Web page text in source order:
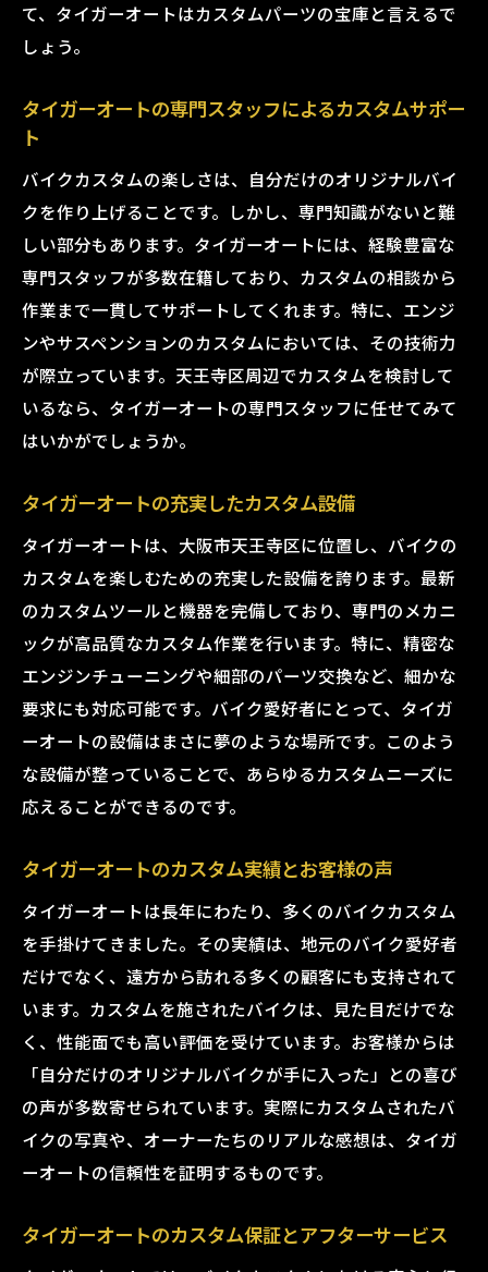
て、タイガーオートはカスタムパーツの宝庫と言えるで
しょう。
タイガーオートの専門スタッフによるカスタムサポー
ト
バイクカスタムの楽しさは、自分だけのオリジナルバイ
クを作り上げることです。しかし、専門知識がないと難
しい部分もあります。タイガーオートには、経験豊富な
専門スタッフが多数在籍しており、カスタムの相談から
作業まで一貫してサポートしてくれます。特に、エンジ
ンやサスペンションのカスタムにおいては、その技術力
が際立っています。天王寺区周辺でカスタムを検討して
いるなら、タイガーオートの専門スタッフに任せてみて
はいかがでしょうか。
タイガーオートの充実したカスタム設備
タイガーオートは、大阪市天王寺区に位置し、バイクの
カスタムを楽しむための充実した設備を誇ります。最新
のカスタムツールと機器を完備しており、専門のメカニ
ックが高品質なカスタム作業を行います。特に、精密な
エンジンチューニングや細部のパーツ交換など、細かな
要求にも対応可能です。バイク愛好者にとって、タイガ
ーオートの設備はまさに夢のような場所です。このよう
な設備が整っていることで、あらゆるカスタムニーズに
応えることができるのです。
タイガーオートのカスタム実績とお客様の声
タイガーオートは長年にわたり、多くのバイクカスタム
を手掛けてきました。その実績は、地元のバイク愛好者
だけでなく、遠方から訪れる多くの顧客にも支持されて
います。カスタムを施されたバイクは、見た目だけでな
く、性能面でも高い評価を受けています。お客様からは
「自分だけのオリジナルバイクが手に入った」との喜び
の声が多数寄せられています。実際にカスタムされたバ
イクの写真や、オーナーたちのリアルな感想は、タイガ
ーオートの信頼性を証明するものです。
タイガーオートのカスタム保証とアフターサービス